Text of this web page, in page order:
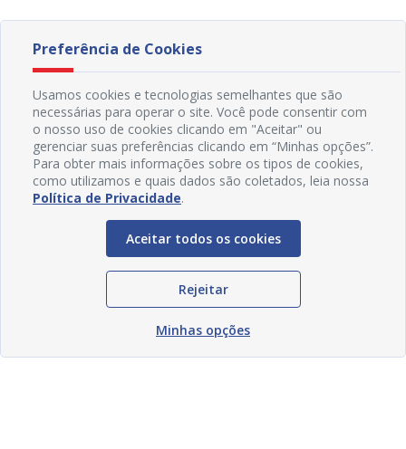
Preferência de Cookies
Usamos cookies e tecnologias semelhantes que são
necessárias para operar o site. Você pode consentir com
o nosso uso de cookies clicando em "Aceitar" ou
gerenciar suas preferências clicando em “Minhas opções”.
Para obter mais informações sobre os tipos de cookies,
como utilizamos e quais dados são coletados, leia nossa
Política de Privacidade.
Aceitar todos os cookies
Rejeitar
Minhas opções